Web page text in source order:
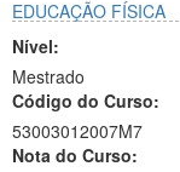
EDUCAÇÃO FÍSICA
Nível:
Mestrado
Código do Curso:
53003012007M7
Nota do Curso: